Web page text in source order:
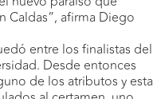
Caldas”, afirma Diego
entre los finalistas del
Desde entonces
de los atributos y esta